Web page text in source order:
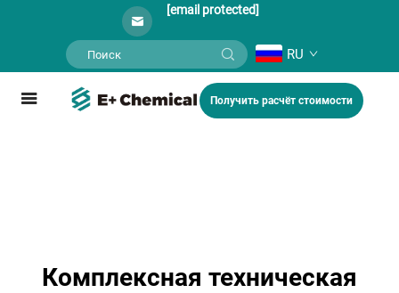
[email protected]
RU
Получить расчёт стоимости
Комплексная техническая